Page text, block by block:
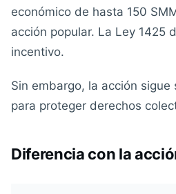
económico de hasta 150
acción popular. La Ley 1425
incentivo.
Sin embargo, la acción
para proteger derechos
Diferencia con la